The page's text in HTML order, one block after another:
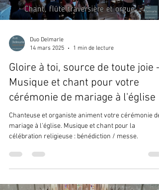
Duo Delmarle
14 mars 2025
1 min de lecture
Gloire à toi, source de toute joie -
Musique et chant pour votre
cérémonie de mariage à l'église
Chanteuse et organiste animent votre cérémonie de
mariage à l'église. Musique et chant pour la
célébration religieuse : bénédiction / messe.